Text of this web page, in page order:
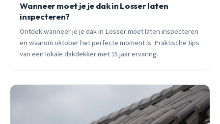
Wanneer moet je je dak in Losser laten
inspecteren?
Ontdek wanneer je je dak in Losser moet laten inspecteren
en waarom oktober het perfecte moment is. Praktische tips
van een lokale dakdekker met 15 jaar ervaring.